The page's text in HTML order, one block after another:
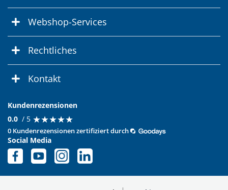
Webshop-Services
Rechtliches
Kontakt
Kundenrezensionen
0.0 / 5 ★★★★★
★★★★★
0 Kundenrezensionen zertifiziert durch
Social Media